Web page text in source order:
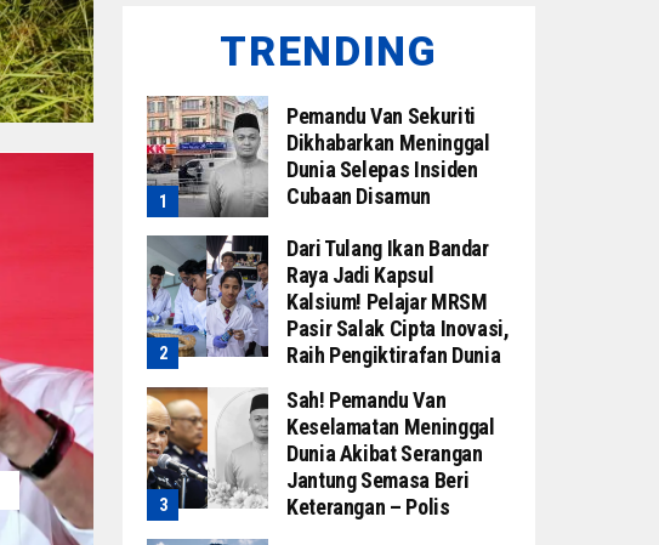
TRENDING
Pemandu Van Sekuriti
Dikhabarkan Meninggal
Dunia Selepas Insiden
Cubaan Disamun
Dari Tulang Ikan Bandar
Raya Jadi Kapsul
Kalsium! Pelajar MRSM
Pasir Salak Cipta Inovasi,
Raih Pengiktirafan Dunia
Sah! Pemandu Van
Keselamatan Meninggal
Dunia Akibat Serangan
Jantung Semasa Beri
Keterangan – Polis